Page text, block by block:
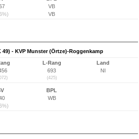
VB
VB
- KVP Munster (Örtze)-Roggenkamp
L-Rang
693
(425)
Land
NI
BPL
WB